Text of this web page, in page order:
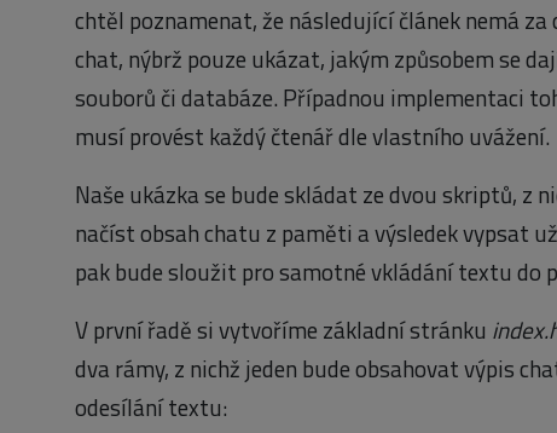
chtěl poznamenat, že následující článek nemá
chat, nýbrž pouze ukázat, jakým způsobem se
souborů či databáze. Případnou implementaci
musí provést každý čtenář dle vlastního uvážení.
Naše ukázka se bude skládat ze dvou skriptů, z
načíst obsah chatu z paměti a výsledek vypsat
pak bude sloužit pro samotné vkládání textu do
V první řadě si vytvoříme základní stránku
dva rámy, z nichž jeden bude obsahovat výpis
odesílání textu: